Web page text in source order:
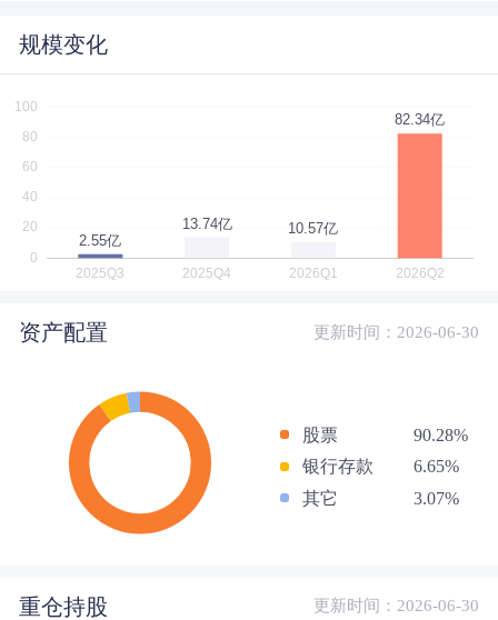
规模变化
资产配置 更新时间：2026-06-30
股票
90.28%
银行存款
6.65%
其它
3.07%
重仓持股 更新时间：2026-06-30